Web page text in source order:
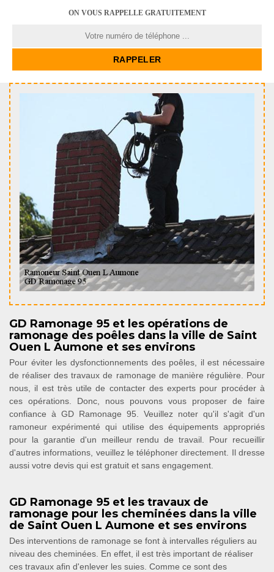
ON VOUS RAPPELLE GRATUITEMENT
GD Ramonage 95 et les opérations de
ramonage des poêles dans la ville de Saint
Ouen L Aumone et ses environs
Pour éviter les dysfonctionnements des poêles, il est nécessaire
de réaliser des travaux de ramonage de manière régulière. Pour
nous, il est très utile de contacter des experts pour procéder à
ces opérations. Donc, nous pouvons vous proposer de faire
confiance à GD Ramonage 95. Veuillez noter qu'il s'agit d'un
ramoneur expérimenté qui utilise des équipements appropriés
pour la garantie d'un meilleur rendu de travail. Pour recueillir
d'autres informations, veuillez le téléphoner directement. Il dresse
aussi votre devis qui est gratuit et sans engagement.
GD Ramonage 95 et les travaux de
ramonage pour les cheminées dans la ville
de Saint Ouen L Aumone et ses environs
Des interventions de ramonage se font à intervalles réguliers au
niveau des cheminées. En effet, il est très important de réaliser
ces travaux afin d'enlever les suies. Comme ce sont des